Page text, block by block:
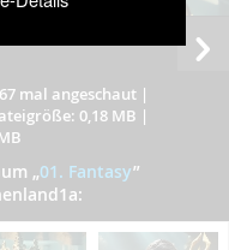
mal angeschaut |
0,18 MB |
„01. Fantasy”